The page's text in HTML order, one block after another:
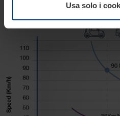
Usa solo i
Crash test